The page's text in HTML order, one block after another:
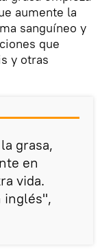
aumente la
sanguíneo y
que
y otras
grasa,
en
vida.
inglés",